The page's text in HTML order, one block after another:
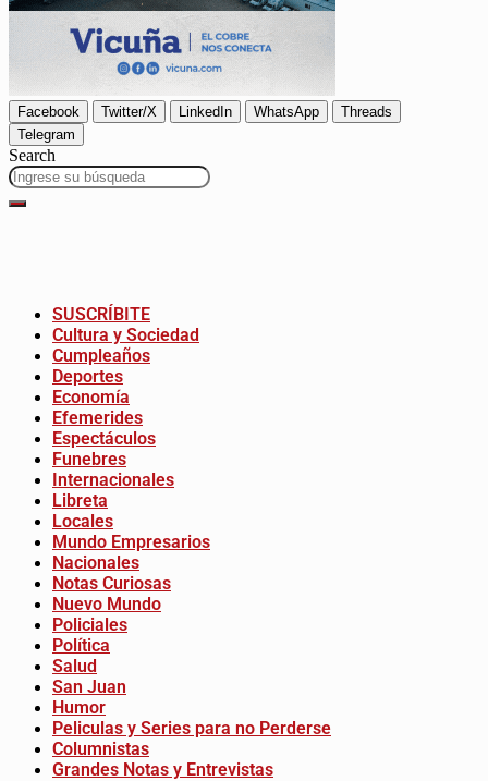
Facebook Twitter/X LinkedIn WhatsApp
Threads
Telegram
Search
SUSCRÍBITE
Cultura y Sociedad
Cumpleaños
Deportes
Economía
Efemerides
Espectáculos
Funebres
Internacionales
Libreta
Locales
Mundo Empresarios
Nacionales
Notas Curiosas
Nuevo Mundo
Policiales
Política
Salud
San Juan
Humor
Peliculas y Series para no Perderse
Columnistas
Grandes Notas y Entrevistas